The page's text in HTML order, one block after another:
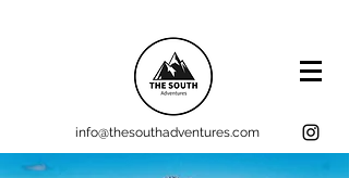
info@thesouthadventures.com